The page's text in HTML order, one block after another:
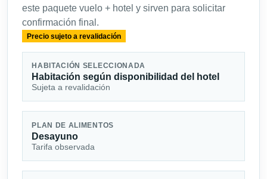
este paquete vuelo + hotel y sirven para solicitar
confirmación final.
Precio sujeto a revalidación
HABITACIÓN SELECCIONADA
Habitación según disponibilidad del hotel
Sujeta a revalidación
PLAN DE ALIMENTOS
Desayuno
Tarifa observada